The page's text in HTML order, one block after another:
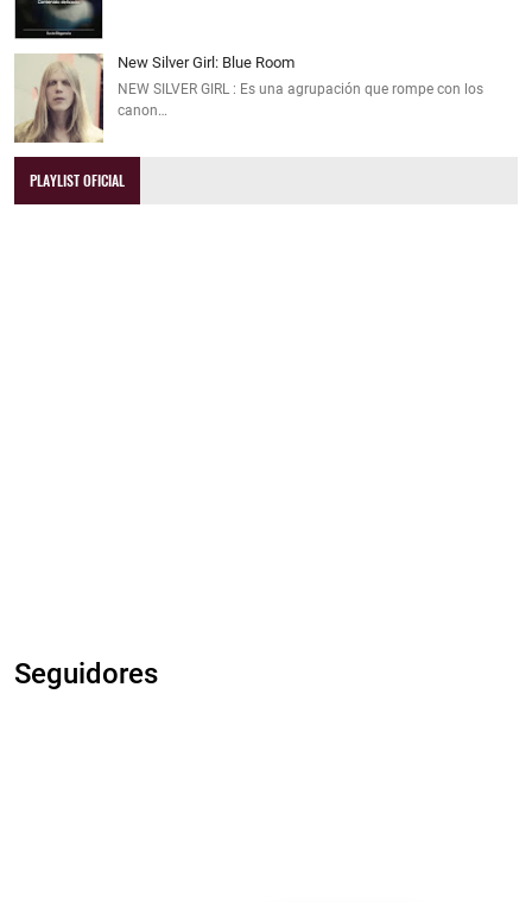
New Silver Girl: Blue Room
NEW SILVER GIRL : Es una agrupación que rompe con los
canon…
PLAYLIST OFICIAL
Seguidores